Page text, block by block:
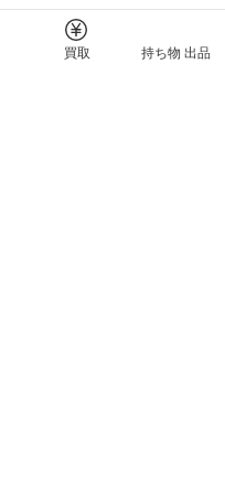
買取 持ち物 出品